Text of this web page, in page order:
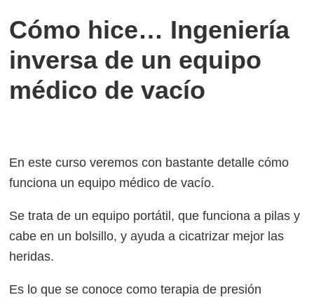
Cómo hice… Ingeniería
inversa de un equipo
médico de vacío
En este curso veremos con bastante detalle cómo
funciona un equipo médico de vacío.
Se trata de un equipo portátil, que funciona a pilas y
cabe en un bolsillo, y ayuda a cicatrizar mejor las
heridas.
Es lo que se conoce como terapia de presión